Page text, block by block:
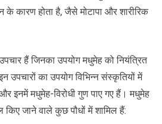
कारण होता है, जैसे मोटापा और शारीरिक
हैं जिनका उपयोग मधुमेह को नियंत्रित
उपचारों का उपयोग विभिन्न संस्कृतियों में
इनमें मधुमेह-विरोधी गुण पाए गए हैं। मधुमेह
जाने वाले कुछ पौधों में शामिल हैं: